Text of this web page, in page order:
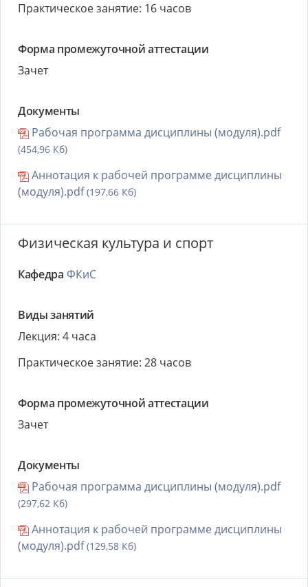
Практическое занятие: 16 часов
Форма промежуточной аттестации
Зачет
Документы
Рабочая программа дисциплины (модуля).pdf
(454,96 Кб)
Аннотация к рабочей программе дисциплины
(модуля).pdf(197,66 Кб)
Физическая культура и спорт
Кафедра ФКиС
Виды занятий
Лекция: 4 часа
Практическое занятие: 28 часов
Форма промежуточной аттестации
Зачет
Документы
Рабочая программа дисциплины (модуля).pdf
(297,62 Кб)
Аннотация к рабочей программе дисциплины
(модуля).pdf(129,58 Кб)